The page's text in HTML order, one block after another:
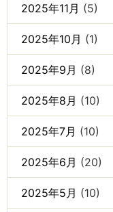
2025年11月 (5)
2025年10月 (1)
2025年9月 (8)
2025年8月 (10)
2025年7月 (10)
2025年6月 (20)
2025年5月 (10)